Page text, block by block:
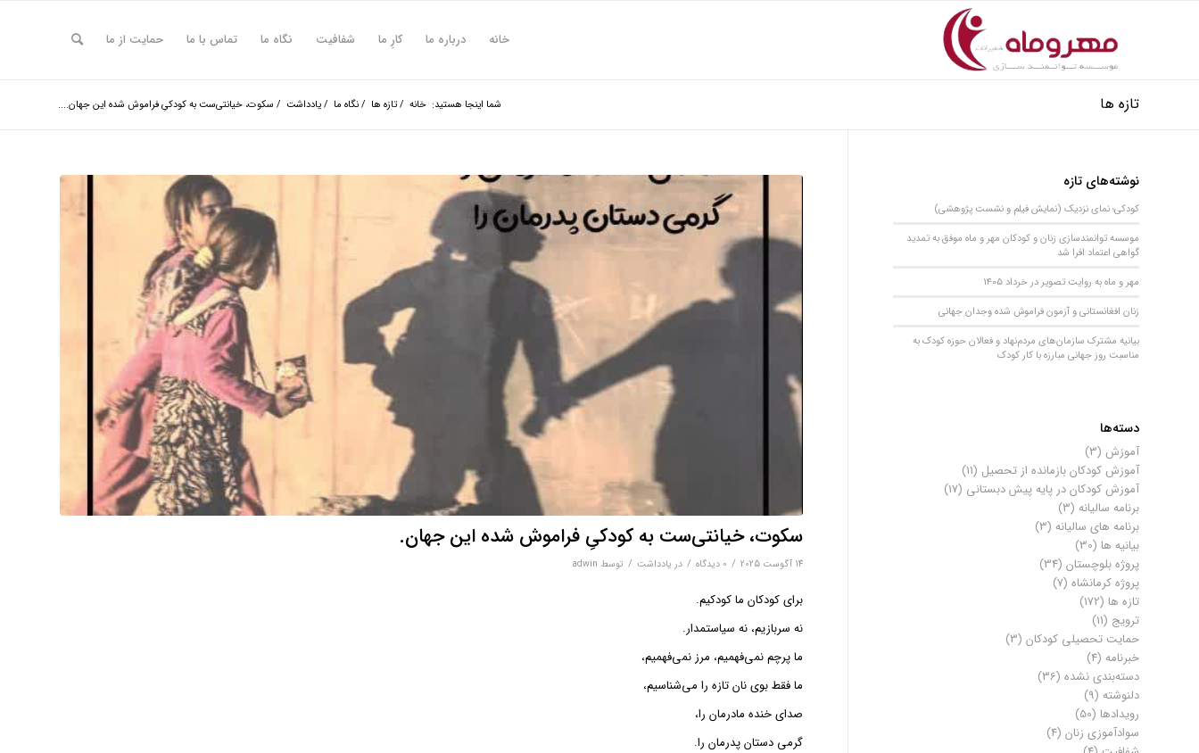
خانه درباره ما کارِ ما شفافیت نگاه ما تماس با ما حمایت از ما
تازه ها شما اینجا هستید: خانه /تازه ها /نگاه ما /یادداشت / سکوت، خیانتی‌ست به کودکیِ فراموش شده این جهان....
سکوت، خیانتی‌ست به کودکیِ فراموش شده این جهان.
14 آگوست 2025 / 0 دیدگاه‌ / در یادداشت / توسط adwin
برای کودکان ما کودکیم.
نه سربازیم، نه سیاستمدار.
ما پرچم نمی‌فهمیم، مرز نمی‌فهمیم،
ما فقط بوی نان تازه را می‌شناسیم،
صدای خنده مادرمان را،
گرمی دستان پدرمان را.
نوشته‌های تازه
کودکی؛ نمای نزدیک (نمایش فیلم و نشست پژوهشی)
موسسه توانمندسازی زنان و کودکان مهر و ماه موفق به تمدید
گواهی اعتماد افرا شد
مهر و ماه به روایت تصویر در خرداد 1405
زنان افغانستانی و آزمون فراموش شده وجدان جهانی
بیانیه مشترک سازمان‌های مردم‌نهاد و فعالان حوزه کودک به
مناسبت روز جهانی مبارزه با کار کودک
دسته‌ها
آموزش (3)
آموزش کودکان بازمانده از تحصیل (11)
آموزش کودکان در پایه پیش دبستانی (17)
برنامه سالیانه (3)
برنامه های سالیانه (3)
بیانیه ها (30)
پروژه بلوچستان (34)
پروژه کرمانشاه (7)
تازه ها (172)
ترویج (11)
حمایت تحصیلی کودکان (3)
خبرنامه (4)
دسته‌بندی نشده (36)
دلنوشته (9)
رویدادها (50)
سوادآموزی زنان (4)